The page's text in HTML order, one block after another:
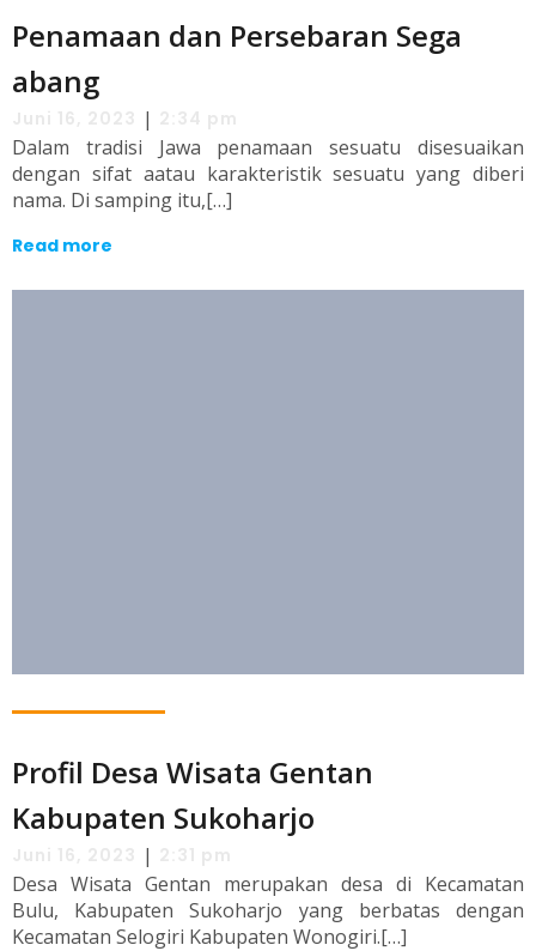
Penamaan dan Persebaran Sega
abang
|
Dalam tradisi Jawa penamaan sesuatu disesuaikan
dengan sifat aatau karakteristik sesuatu yang diberi
nama. Di samping itu,[…]
Read more
Profil Desa Wisata Gentan
Kabupaten Sukoharjo
|
Desa Wisata Gentan merupakan desa di Kecamatan
Bulu, Kabupaten Sukoharjo yang berbatas dengan
Kecamatan Selogiri Kabupaten Wonogiri.[…]